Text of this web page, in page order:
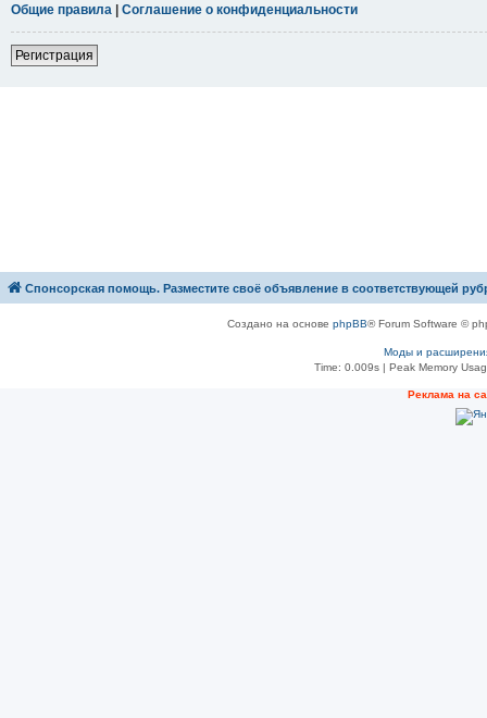
Общие правила | Соглашение о конфиденциальности
Регистрация
Спонсорская помощь. Разместите своё объявление в соответствующей
Создано на основе phpBB® Forum Software ©
Моды и
Time: 0.009s| Peak Memory
Рeклама на